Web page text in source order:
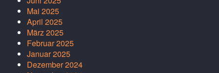
Mai 2025
April 2025
März 2025
Februar 2025
Januar 2025
Dezember 2024